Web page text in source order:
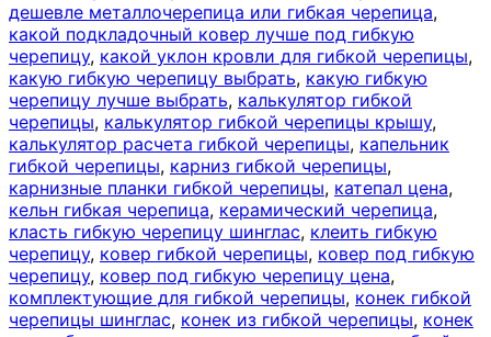
дешевле металлочерепица или гибкая черепица,
какой подкладочный ковер лучше под гибкую
черепицу, какой уклон кровли для гибкой черепицы,
какую гибкую черепицу выбрать, какую гибкую
черепицу лучше выбрать, калькулятор гибкой
черепицы, калькулятор гибкой черепицы крышу,
калькулятор расчета гибкой черепицы, капельник
гибкой черепицы, карниз гибкой черепицы,
карнизные планки гибкой черепицы, катепал цена,
кельн гибкая черепица, керамический черепица,
класть гибкую черепицу шинглас, клеить гибкую
черепицу, ковер гибкой черепицы, ковер под гибкую
черепицу, ковер под гибкую черепицу цена,
комплектующие для гибкой черепицы, конек гибкой
черепицы шинглас, конек из гибкой черепицы, конек